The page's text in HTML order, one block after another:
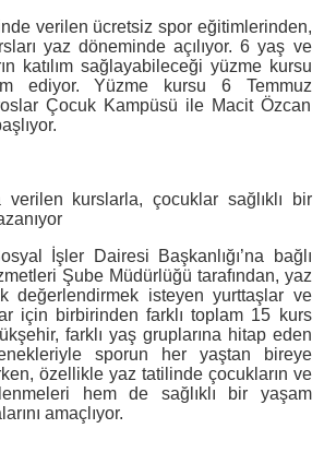
verilen ücretsiz spor eğitimlerinden,
yaz döneminde açılıyor. 6 yaş ve
katılım sağlayabileceği yüzme kursu
ediyor. Yüzme kursu 6 Temmuz
Çocuk Kampüsü ile Macit Özcan
kurslarla, çocuklar sağlıklı bir
İşler Dairesi Başkanlığı’na bağlı
Şube Müdürlüğü tarafından, yaz
değerlendirmek isteyen yurttaşlar ve
için birbirinden farklı toplam 15 kurs
farklı yaş gruplarına hitap eden
sporun her yaştan bireye
özellikle yaz tatilinde çocukların ve
hem de sağlıklı bir yaşam
amaçlıyor.